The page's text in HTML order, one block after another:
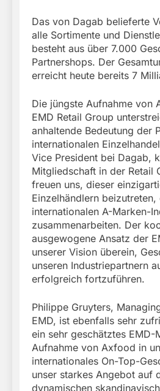
Das von Dagab belieferte
alle Sortimente und
besteht aus über 7.000
Partnershops. Der
erreicht heute bereits 7
Die jüngste Aufnahme von
EMD Retail Group
anhaltende Bedeutung der
internationalen
Vice President bei Dagab,
Mitgliedschaft in der Retail
freuen uns, dieser
Einzelhändlern
internationalen A-Marken-
zusammenarbeiten. Der
ausgewogene Ansatz der
unserer Vision überein,
unseren Industriepartnern
erfolgreich fortzuführen.
Philippe Gruyters,
EMD, ist ebenfalls sehr
ein sehr geschätztes
Aufnahme von Axfood in
internationales On-Top-
unser starkes Angebot auf
dynamischen